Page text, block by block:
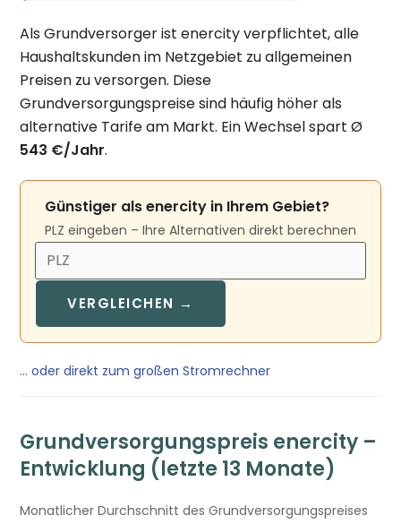
Als Grundversorger ist enercity verpflichtet, alle
Haushaltskunden im Netzgebiet zu allgemeinen
Preisen zu versorgen. Diese
Grundversorgungspreise sind häufig höher als
alternative Tarife am Markt. Ein Wechsel spart Ø
543 €/Jahr.
Günstiger als enercity in Ihrem Gebiet?
PLZ eingeben – Ihre Alternativen direkt berechnen
VERGLEICHEN →
… oder direkt zum großen Stromrechner
Grundversorgungspreis enercity –
Entwicklung (letzte 13 Monate)
Monatlicher Durchschnitt des Grundversorgungspreises